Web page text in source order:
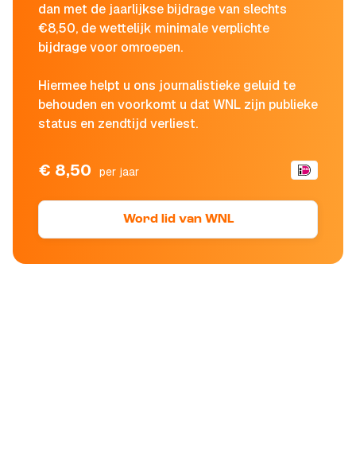
dan met de jaarlijkse bijdrage van slechts
€8,50, de wettelijk minimale verplichte
bijdrage voor omroepen.
Hiermee helpt u ons journalistieke geluid te
behouden en voorkomt u dat WNL zijn publieke
status en zendtijd verliest.
€ 8,50 per jaar
Word lid van WNL